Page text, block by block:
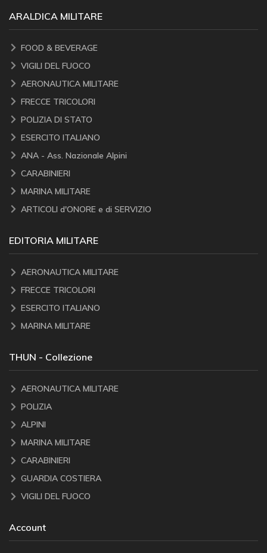
ARALDICA MILITARE
FOOD & BEVERAGE
VIGILI DEL FUOCO
AERONAUTICA MILITARE
FRECCE TRICOLORI
POLIZIA DI STATO
ESERCITO ITALIANO
ANA - Ass. Nazionale Alpini
CARABINIERI
MARINA MILITARE
ARTICOLI d'ONORE e di SERVIZIO
EDITORIA MILITARE
AERONAUTICA MILITARE
FRECCE TRICOLORI
ESERCITO ITALIANO
MARINA MILITARE
THUN - Collezione
AERONAUTICA MILITARE
POLIZIA
ALPINI
MARINA MILITARE
CARABINIERI
GUARDIA COSTIERA
VIGILI DEL FUOCO
Account